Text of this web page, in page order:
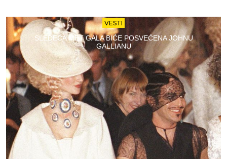
VESTI
SLEDEĆA MET GALA BIĆE POSVEĆENA JOHNU
GALLIANU